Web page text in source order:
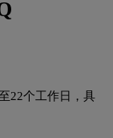
22个工作日，具